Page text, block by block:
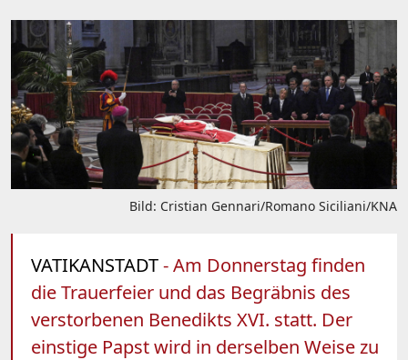
Bild: Cristian Gennari/Romano Siciliani/KNA
VATIKANSTADT- Am Donnerstag finden
die Trauerfeier und das Begräbnis des
verstorbenen Benedikts XVI. statt. Der
einstige Papst wird in derselben Weise zu